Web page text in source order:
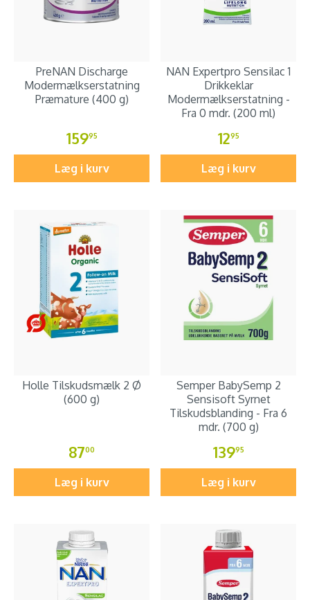
PreNAN Discharge
Modermælkserstatning
Præmature (400 g)
15995
Læg i kurv
NAN Expertpro Sensilac 1
Drikkeklar
Modermælkserstatning -
Fra 0 mdr. (200 ml)
1295
Læg i kurv
Holle Tilskudsmælk 2 Ø
(600 g)
8700
Læg i kurv
Semper BabySemp 2
Sensisoft Syrnet
Tilskudsblanding - Fra 6
mdr. (700 g)
13995
Læg i kurv